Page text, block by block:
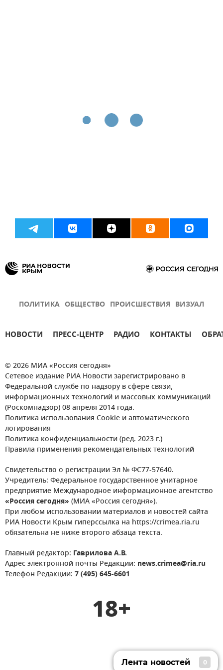
ПОЛИТИКА ОБЩЕСТВО ПРОИСШЕСТВИЯ ВИЗУАЛ
НОВОСТИ ПРЕСС-ЦЕНТР РАДИО КОНТАКТЫ
© 2026 МИА «Россия сегодня»
Сетевое издание РИА Новости зарегистрировано в
Федеральной службе по надзору в сфере связи,
информационных технологий и массовых коммуникаций
(Роскомнадзор) 08 апреля 2014 года.
Политика использования Cookie и автоматического
логирования
Политика конфиденциальности (ред. 2023 г.)
Правила применения рекомендательных технологий
Свидетельство о регистрации Эл № ФС77-57640.
Учредитель: Федеральное государственное унитарное
предприятие Международное информационное агентство
«Россия сегодня» (МИА «Россия сегодня»).
При любом использовании материалов и новостей сайта
РИА Новости Крым гиперссылка на https://crimea.ria.ru
обязательна не ниже второго абзаца текста.
Главный редактор: Гаврилова А.В.
Адрес электронной почты Редакции: news.crimea@ria.ru
Телефон Редакции: 7 (495) 645-6601
18+
Лента новостей 0